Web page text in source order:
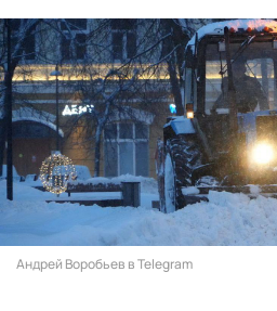
Андрей Воробьев в Telegram